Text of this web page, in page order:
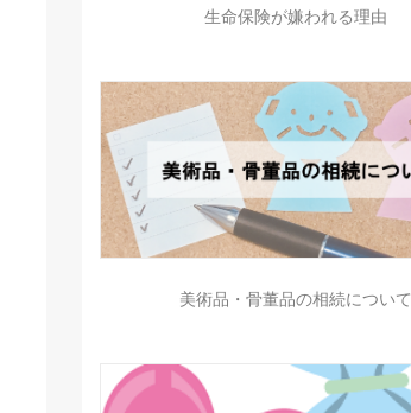
生命保険が嫌われる理由
美術品・骨董品の相続について